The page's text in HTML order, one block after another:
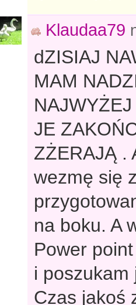
Klaudaa79
dZISIAJ
MAM
JE
ZŻERAJĄ .
wezmę się
na boku. A
Power
i poszukam
Czas jakoś